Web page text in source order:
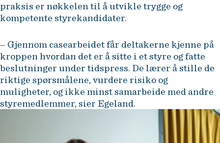
praksis er nøkkelen til å utvikle trygge og
kompetente styrekandidater.
– Gjennom casearbeidet får deltakerne kjenne på
kroppen hvordan det er å sitte i et styre og fatte
beslutninger under tidspress. De lærer å stille de
riktige spørsmålene, vurdere risiko og
muligheter, og ikke minst samarbeide med andre
styremedlemmer, sier Egeland.